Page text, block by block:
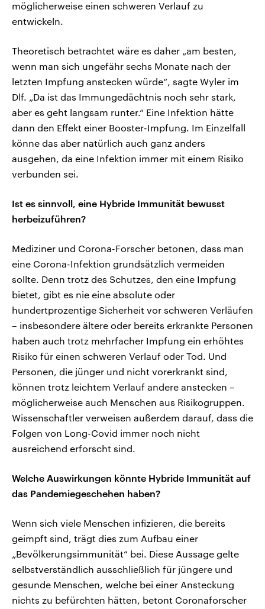
möglicherweise einen schweren Verlauf zu
entwickeln.
Theoretisch betrachtet wäre es daher „am besten,
wenn man sich ungefähr sechs Monate nach der
letzten Impfung anstecken würde“, sagte Wyler im
Dlf. „Da ist das Immungedächtnis noch sehr stark,
aber es geht langsam runter.“ Eine Infektion hätte
dann den Effekt einer Booster-Impfung. Im Einzelfall
könne das aber natürlich auch ganz anders
ausgehen, da eine Infektion immer mit einem Risiko
verbunden sei.
Ist es sinnvoll, eine Hybride Immunität bewusst
herbeizuführen?
Mediziner und Corona-Forscher betonen, dass man
eine Corona-Infektion grundsätzlich vermeiden
sollte. Denn trotz des Schutzes, den eine Impfung
bietet, gibt es nie eine absolute oder
hundertprozentige Sicherheit vor schweren Verläufen
– insbesondere ältere oder bereits erkrankte Personen
haben auch trotz mehrfacher Impfung ein erhöhtes
Risiko für einen schweren Verlauf oder Tod. Und
Personen, die jünger und nicht vorerkrankt sind,
können trotz leichtem Verlauf andere anstecken –
möglicherweise auch Menschen aus Risikogruppen.
Wissenschaftler verweisen außerdem darauf, dass die
Folgen von Long-Covid immer noch nicht
ausreichend erforscht sind.
Welche Auswirkungen könnte Hybride Immunität auf
das Pandemiegeschehen haben?
Wenn sich viele Menschen infizieren, die bereits
geimpft sind, trägt dies zum Aufbau einer
„Bevölkerungsimmunität“ bei. Diese Aussage gelte
selbstverständlich ausschließlich für jüngere und
gesunde Menschen, welche bei einer Ansteckung
nichts zu befürchten hätten, betont Coronaforscher